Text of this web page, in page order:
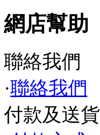
網店幫助
聯絡我們
·聯絡我們
付款及送貨